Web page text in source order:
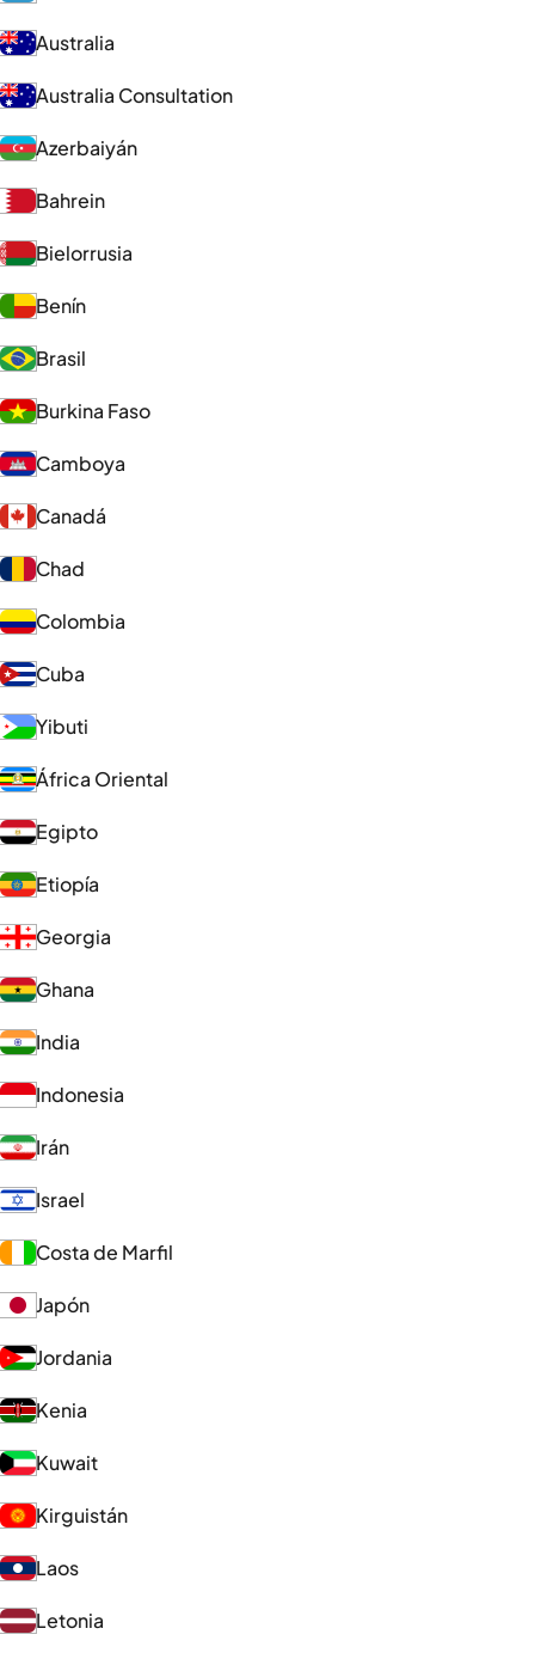
Australia
Australia Consultation
Azerbaiyán
Bahrein
Bielorrusia
Benín
Brasil
Burkina Faso
Camboya
Canadá
Chad
Colombia
Cuba
Yibuti
África Oriental
Egipto
Etiopía
Georgia
Ghana
India
Indonesia
Irán
Israel
Costa de Marfil
Japón
Jordania
Kenia
Kuwait
Kirguistán
Laos
Letonia